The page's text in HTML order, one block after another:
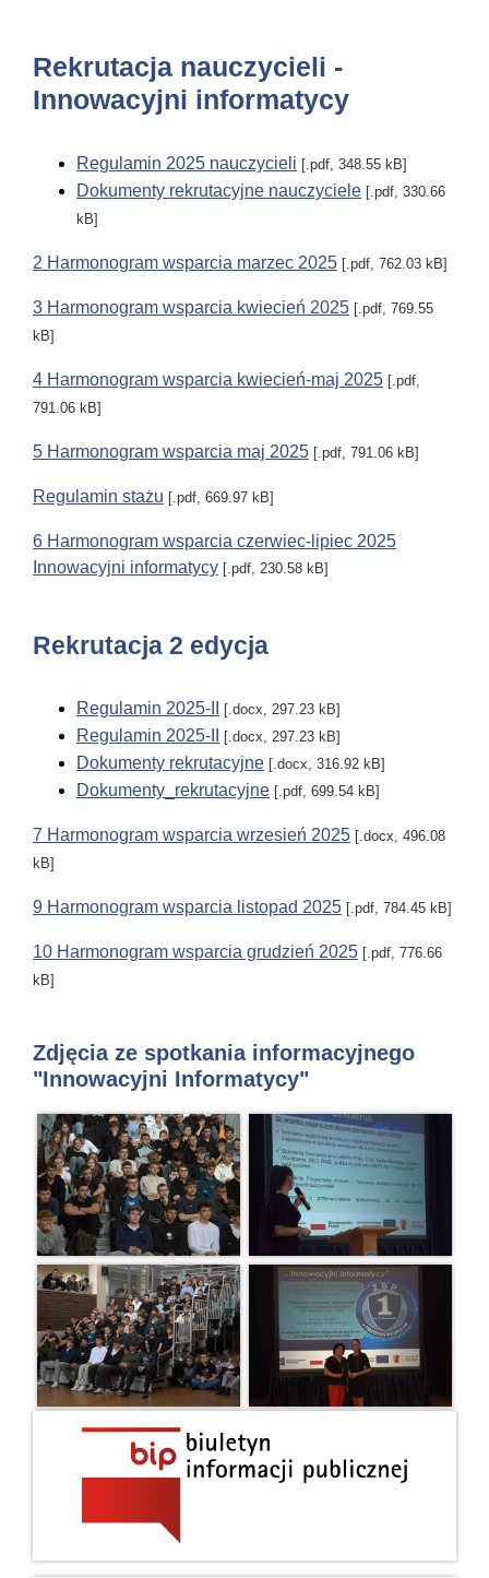
Rekrutacja nauczycieli -
Innowacyjni informatycy
Regulamin 2025 nauczycieli [.pdf, 348.55 kB]
Dokumenty rekrutacyjne nauczyciele [.pdf, 330.66
kB]
2 Harmonogram wsparcia marzec 2025 [.pdf, 762.03 kB]
3 Harmonogram wsparcia kwiecień 2025 [.pdf, 769.55
kB]
4 Harmonogram wsparcia kwiecień-maj 2025 [.pdf,
791.06 kB]
5 Harmonogram wsparcia maj 2025 [.pdf, 791.06 kB]
Regulamin stażu [.pdf, 669.97 kB]
6 Harmonogram wsparcia czerwiec-lipiec 2025
Innowacyjni informatycy [.pdf, 230.58 kB]
Rekrutacja 2 edycja
Regulamin 2025-II [.docx, 297.23 kB]
Regulamin 2025-II [.docx, 297.23 kB]
Dokumenty rekrutacyjne [.docx, 316.92 kB]
Dokumenty_rekrutacyjne [.pdf, 699.54 kB]
7 Harmonogram wsparcia wrzesień 2025 [.docx, 496.08
kB]
9 Harmonogram wsparcia listopad 2025 [.pdf, 784.45 kB]
10 Harmonogram wsparcia grudzień 2025 [.pdf, 776.66
kB]
Zdjęcia ze spotkania informacyjnego
"Innowacyjni Informatycy"